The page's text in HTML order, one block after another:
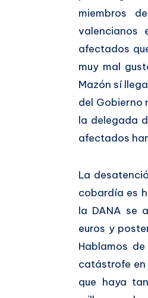
miembros
valencianos
afectados
muy mal
Mazón sí
del Gobierno
la delegada
afectados
La
cobardía es
la DANA se
euros y
Hablamos
catástrofe en
que haya